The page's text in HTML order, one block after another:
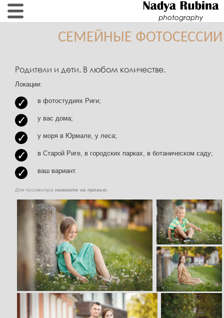
СЕМЕЙНЫЕ ФОТОСЕССИИ
Родители и дети. В любом количестве.
Локации:
в фотостудиях Риги;
у вас дома;
у моря в Юрмале, у леса;
в Старой Риге, в городских парках, в ботаническом саду;
ваш вариант.
Для просмотра нажмите на превью